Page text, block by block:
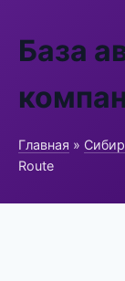
База
Главная »
Route